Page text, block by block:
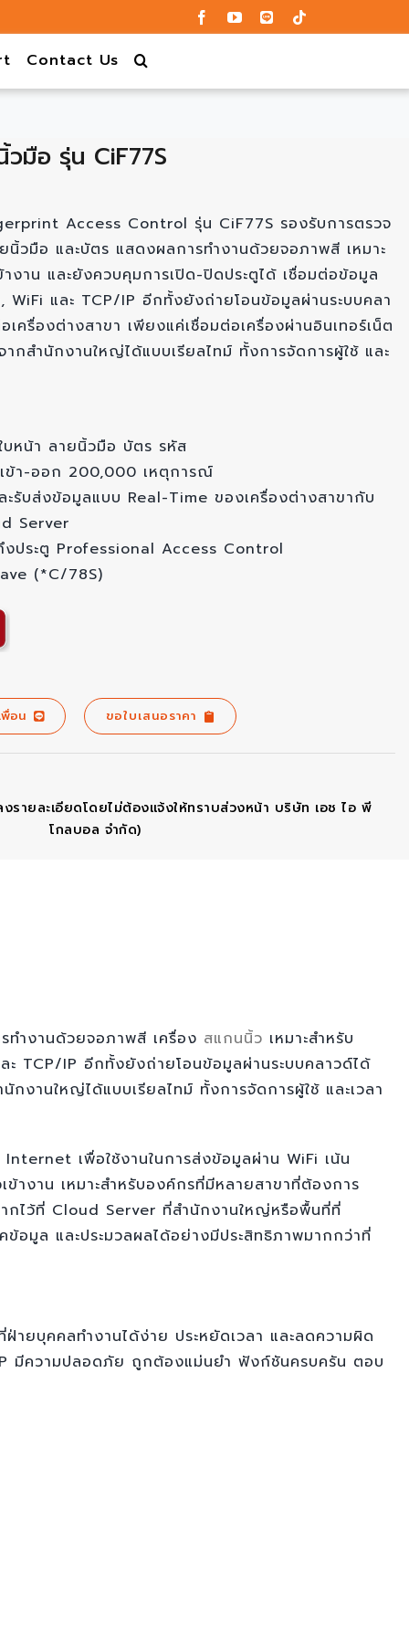
Contact Us
วมือ รุ่น CiF77S
Access Control รุ่น CiF77S รองรับการตรวจ
นิ้วมือ และบัตร แสดงผลการทำงานด้วยจอภาพสี เหมาะ
างาน และยังควบคุมการเปิด-ปิดประตูได้ เชื่อมต่อข้อมูล
และ TCP/IP อีกทั้งยังถ่ายโอนข้อมูลผ่านระบบคลา
เครื่องต่างสาขา เพียงแค่เชื่อมต่อเครื่องผ่านอินเทอร์เน็ต
ากสำนักงานใหญ่ได้แบบเรียลไทม์ ทั้งการจัดการผู้ใช้ และ
หน้า ลายนิ้วมือ บัตร รหัส
ข้า-ออก 200,000 เหตุการณ์
รับส่งข้อมูลแบบ Real-Time ของเครื่องต่างสาขากับ
Server
งประตู Professional Access Control
(*C/78S)
พื่อน ขอใบเสนอราคา
รายละเอียดโดยไม่ต้องแจ้งให้ทราบส่วงหน้า บริษัท เอช ไอ พี
โกลบอล จำกัด)
ทำงานด้วยจอภาพสี เครื่อง สแกนนิ้ว เหมาะสำหรับ
TCP/IP อีกทั้งยังถ่ายโอนข้อมูลผ่านระบบคลาวด์ได้
กงานใหญ่ได้แบบเรียลไทม์ ทั้งการจัดการผู้ใช้ และเวลา
เพื่อใช้งานในการส่งข้อมูลผ่าน WiFi เน้น
างาน เหมาะสำหรับองค์กรที่มีหลายสาขาที่ต้องการ
กไว้ที่ Cloud Server ที่สำนักงานใหญ่หรือพื้นที่ที่
อมูล และประมวลผลได้อย่างมีประสิทธิภาพมากกว่าที่
ายบุคคลทำงานได้ง่าย ประหยัดเวลา และลดความผิด
มีความปลอดภัย ถูกต้องแม่นยำ ฟังก์ชันครบครัน ตอบ